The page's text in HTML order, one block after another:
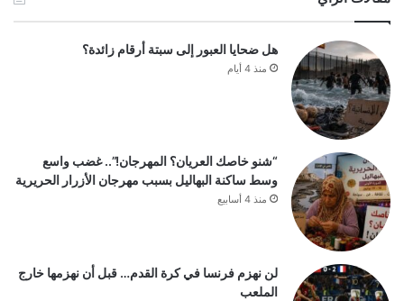
هل ضحايا العبور إلى سبتة أرقام زائدة؟
منذ 4 أيام
“شنو خاصك العريان؟ المهرجان!”.. غضب واسع
وسط ساكنة البهاليل بسبب مهرجان الأزرار الحريرية
منذ 4 أسابيع
لن نهزم فرنسا في كرة القدم… قبل أن نهزمها خارج
الملعب